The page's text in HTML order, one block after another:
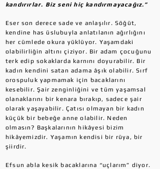
kandırırlar. Biz seni hiç kandırmayacağız.”
Eser son derece sade ve anlaşılır. Söğüt,
kendine has üslubuyla anlatılanın ağırlığını
her cümlede okura yüklüyor. Yaşamdaki
olabilirliğin altını çiziyor. Bir adam çocuğunu
terk edip sokaklarda karnını doyurabilir. Bir
kadın kendini satan adama âşık olabilir. Sırf
orospuluk yapmamak için bacaklarını
kesebilir. Şair zenginliğini ve tüm yaşamsal
olanaklarını bir kenara bırakıp, sadece şair
olarak yaşayabilir. Çatısı olmayan bir kadın
küçük bir bebeğe anne olabilir. Neden
olmasın? Başkalarının hikâyesi bizim
hikâyemizdir. Yaşamın kendisi bir rüya, bir
şiirdir.
Efsun abla kesik bacaklarına “uçlarım” diyor.